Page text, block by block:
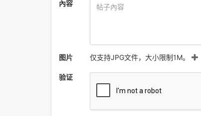
內容
图片 仅支持JPG文件，大小限制1M。
验证